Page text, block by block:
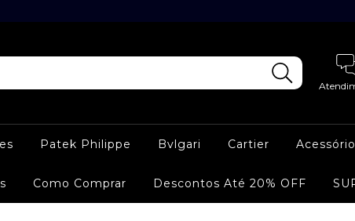
Patek Philippe Bvlgari Cartier
Como Comprar Descontos Até 20% OFF